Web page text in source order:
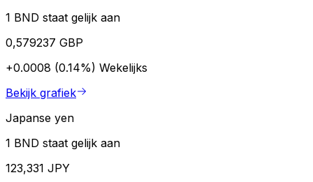
1 BND staat gelijk aan
0,579237 GBP
+0.0008 (0.14%) Wekelijks
Bekijk grafiek
Japanse yen
1 BND staat gelijk aan
123,331 JPY